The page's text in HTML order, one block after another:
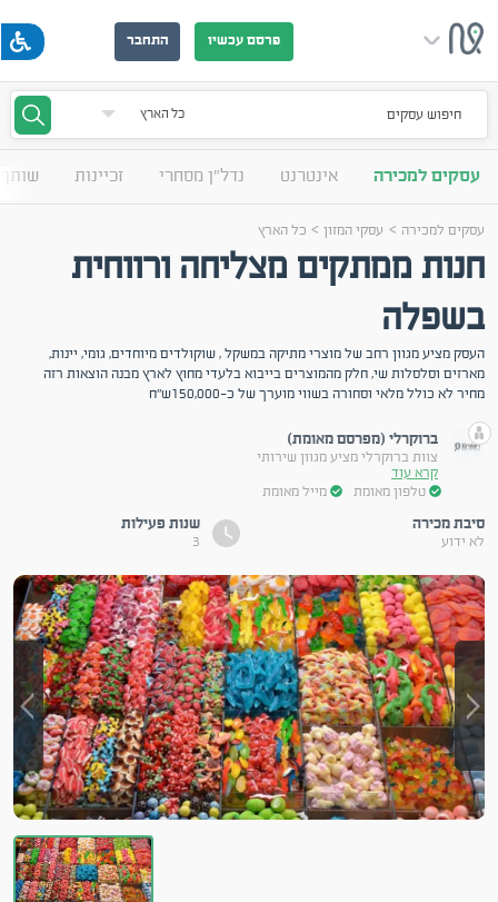
פרסם עכשיו התחבר
חיפוש עסקים
עסקים למכירה אינטרנט נדל"ן מסחרי זכיינות
עסקים למכירה > עסקי המזון> כל הארץ
חנות ממתקים מצליחה ורווחית
בשפלה
העסק מציע מגוון רחב של מוצרי מתיקה במשקל , שוקולדים מיוחדים, גומי, יינות,
מארזים וסלסלות שי, חלק מהמוצרים בייבוא בלעדי מחוץ לארץ מבנה הוצאות רזה
מחיר לא כולל מלאי וסחורה בשווי מוערך של כ-150,000ש''ח
ברוקרלי (מפרסם מאומת)
צוות ברוקרלי מציע מגוון שירותי
קרא עוד
טלפון מאומת
מייל מאומת
סיבת מכירה
לא ידוע
שנות פעילות
3